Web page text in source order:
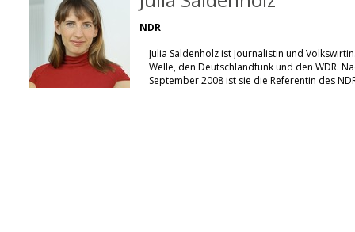
NDR
Julia Saldenholz ist Journalistin und
Welle, den Deutschlandfunk und den WDR.
September 2008 ist sie die Referentin des